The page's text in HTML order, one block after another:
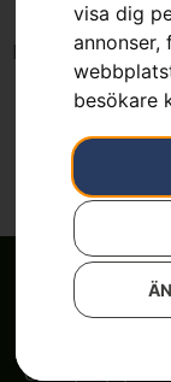
visa dig
annonser,
besökare
Inga resultat.
Om röjsågar,